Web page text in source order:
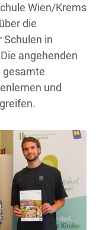
Wien/Krems
die
in
angehenden
gesamte
und